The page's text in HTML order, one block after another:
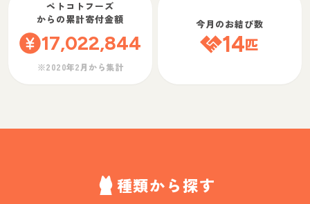
ペトコトフーズ
からの累計寄付金額
17,022,844
※2020年2月から集計
今月のお結び数
14匹
種類から探す